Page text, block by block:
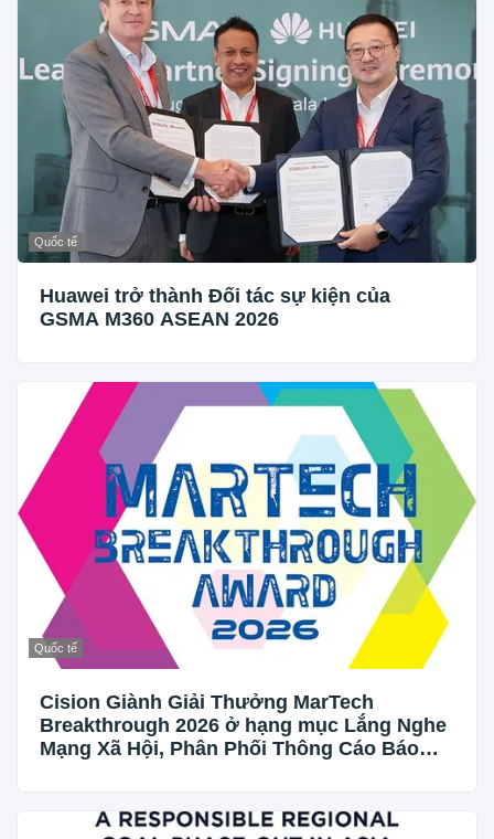
Quốc tế
Huawei trở thành Đối tác sự kiện của
GSMA M360 ASEAN 2026
Quốc tế
Cision Giành Giải Thưởng MarTech
Breakthrough 2026 ở hạng mục Lắng Nghe
Mạng Xã Hội, Phân Phối Thông Cáo Báo